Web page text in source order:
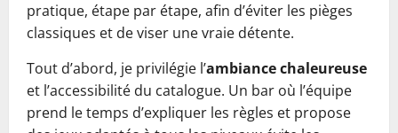
pratique, étape par étape, afin d’éviter les pièges
classiques et de viser une vraie détente.
Tout d’abord, je privilégie l’ambiance chaleureuse
et l’accessibilité du catalogue. Un bar où l’équipe
prend le temps d’expliquer les règles et propose